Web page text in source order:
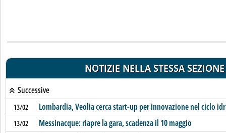
NOTIZIE NELLA STESSA SEZIONE
Successive
13/02 Lombardia, Veolia cerca start-up per innovazione nel ciclo
13/02 Messinacque: riapre la gara, scadenza il 10 maggio